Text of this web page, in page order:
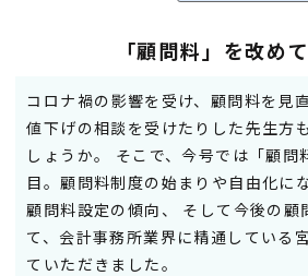
「顧問料」を改め
コロナ禍の影響を受け、顧問料を見
値下げの相談を受けたりした先生方
しょうか。 そこで、今号では「顧問
目。顧問料制度の始まりや自由化に
顧問料設定の傾向、 そして今後の顧
て、会計事務所業界に精通している
ていただきました。